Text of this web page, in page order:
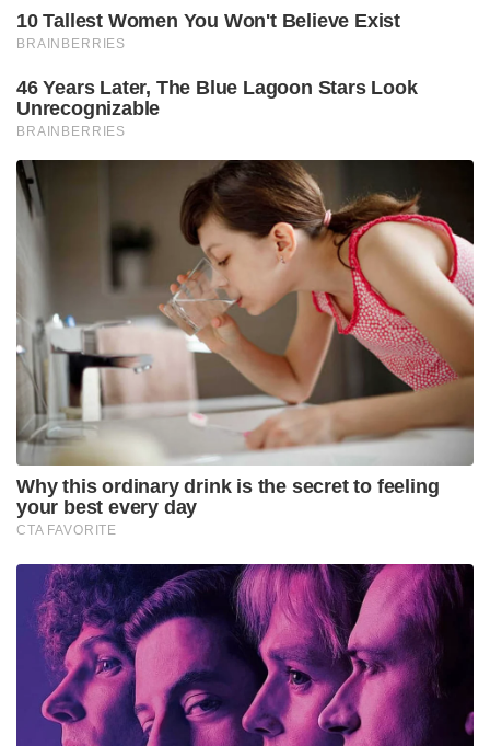
10 Tallest Women You Won't Believe Exist
BRAINBERRIES
46 Years Later, The Blue Lagoon Stars Look
Unrecognizable
BRAINBERRIES
Why this ordinary drink is the secret to feeling
your best every day
CTA FAVORITE